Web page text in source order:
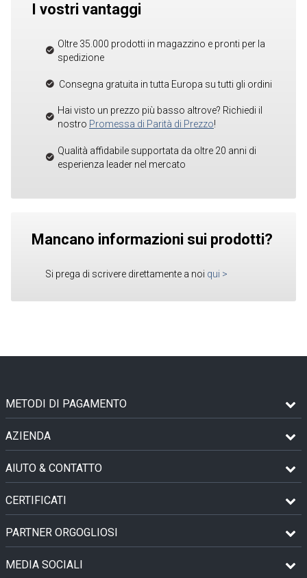
I vostri vantaggi
Oltre 35.000 prodotti in magazzino e pronti per la
spedizione
Consegna gratuita in tutta Europa su tutti gli ordini
Hai visto un prezzo più basso altrove? Richiedi il
nostro Promessa di Parità di Prezzo!
Qualità affidabile supportata da oltre 20 anni di
esperienza leader nel mercato
Mancano informazioni sui prodotti?
Si prega di scrivere direttamente a noi qui >
METODI DI PAGAMENTO
AZIENDA
AIUTO & CONTATTO
CERTIFICATI
PARTNER ORGOGLIOSI
MEDIA SOCIALI